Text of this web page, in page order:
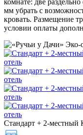
комнате: две
мм убрать с
кровать. Размещение
условии оплаты
Стандарт + 2-местный